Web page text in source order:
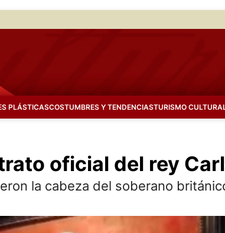
PLÁSTICASCOSTUMBRES Y TENDENCIASTURISMO
oficial del rey
la cabeza del soberano